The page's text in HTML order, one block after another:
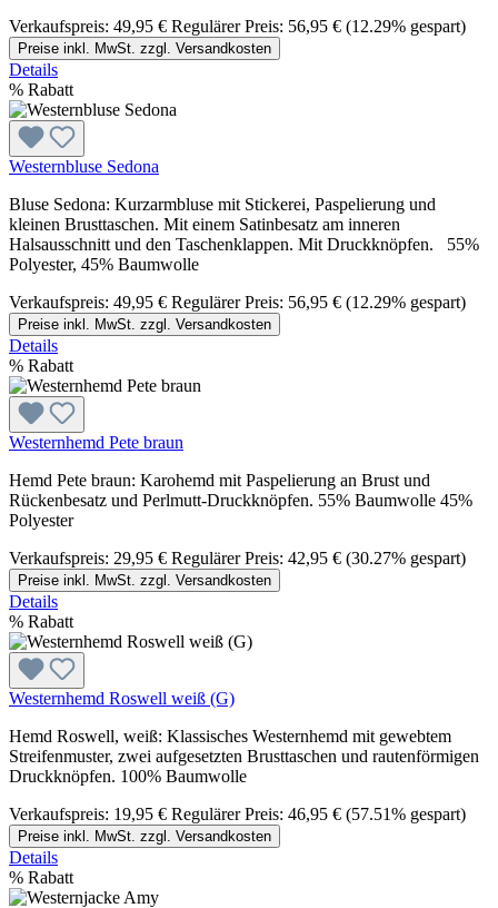
Verkaufspreis: 49,95 € Regulärer Preis: 56,95 € (12.29% gespart)
Preise inkl. MwSt. zzgl. Versandkosten
Details
% Rabatt
Westernbluse Sedona
Bluse Sedona: Kurzarmbluse mit Stickerei, Paspelierung und
kleinen Brusttaschen. Mit einem Satinbesatz am inneren
Halsausschnitt und den Taschenklappen. Mit Druckknöpfen. 55%
Polyester, 45% Baumwolle
Verkaufspreis: 49,95 € Regulärer Preis: 56,95 € (12.29% gespart)
Preise inkl. MwSt. zzgl. Versandkosten
Details
% Rabatt
Westernhemd Pete braun
Hemd Pete braun: Karohemd mit Paspelierung an Brust und
Rückenbesatz und Perlmutt-Druckknöpfen. 55% Baumwolle 45%
Polyester
Verkaufspreis: 29,95 € Regulärer Preis: 42,95 € (30.27% gespart)
Preise inkl. MwSt. zzgl. Versandkosten
Details
% Rabatt
Westernhemd Roswell weiß (G)
Hemd Roswell, weiß: Klassisches Westernhemd mit gewebtem
Streifenmuster, zwei aufgesetzten Brusttaschen und rautenförmigen
Druckknöpfen. 100% Baumwolle
Verkaufspreis: 19,95 € Regulärer Preis: 46,95 € (57.51% gespart)
Preise inkl. MwSt. zzgl. Versandkosten
Details
% Rabatt